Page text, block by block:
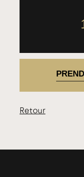
Retour